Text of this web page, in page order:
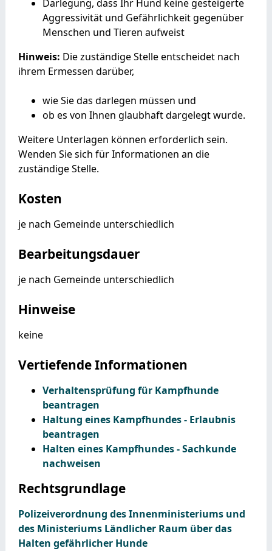
Darlegung, dass Ihr Hund keine gesteigerte
Aggressivität und Gefährlichkeit gegenüber
Menschen und Tieren aufweist
Hinweis: Die zuständige Stelle entscheidet nach
ihrem Ermessen darüber,
wie Sie das darlegen müssen und
ob es von Ihnen glaubhaft dargelegt wurde.
Weitere Unterlagen können erforderlich sein.
Wenden Sie sich für Informationen an die
zuständige Stelle.
Kosten
je nach Gemeinde unterschiedlich
Bearbeitungsdauer
je nach Gemeinde unterschiedlich
Hinweise
keine
Vertiefende Informationen
Verhaltensprüfung für Kampfhunde
beantragen
Haltung eines Kampfhundes - Erlaubnis
beantragen
Halten eines Kampfhundes - Sachkunde
nachweisen
Rechtsgrundlage
Polizeiverordnung des Innenministeriums und
des Ministeriums Ländlicher Raum über das
Halten gefährlicher Hunde